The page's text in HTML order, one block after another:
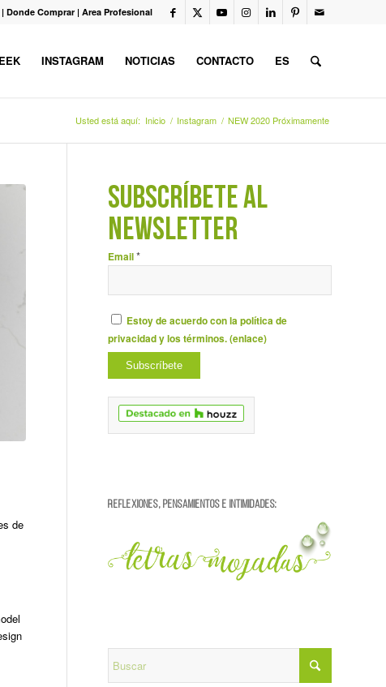
| Donde Comprar | Area Profesional
INSTAGRAM NOTICIAS CONTACTO ES
Usted está aquí: Inicio / Instagram / NEW 2020 Próximamente
de
SUBSCRÍBETE AL
NEWSLETTER
Email*
Estoy de acuerdo con la política de
privacidad y los términos. (enlace)
REFLEXIONES, PENSAMIENTOS E INTIMIDADES: